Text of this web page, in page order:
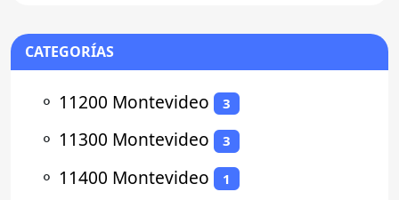
CATEGORÍAS
⚬ 11200 Montevideo 3
⚬ 11300 Montevideo 3
⚬ 11400 Montevideo 1